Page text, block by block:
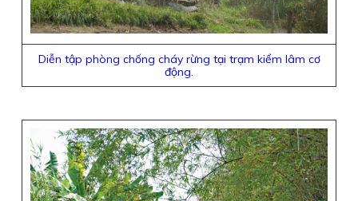
Diễn tập phòng chống cháy rừng tại trạm kiểm lâm cơ
động.